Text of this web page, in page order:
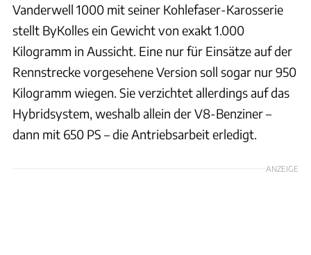
Vanderwell 1000 mit seiner Kohlefaser-Karosserie
stellt ByKolles ein Gewicht von exakt 1.000
Kilogramm in Aussicht. Eine nur für Einsätze auf der
Rennstrecke vorgesehene Version soll sogar nur 950
Kilogramm wiegen. Sie verzichtet allerdings auf das
Hybridsystem, weshalb allein der V8-Benziner –
dann mit 650 PS – die Antriebsarbeit erledigt.
ANZEIGE